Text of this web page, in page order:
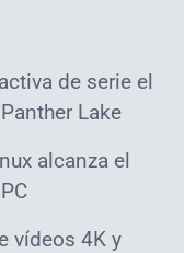
de serie el
Lake
alcanza el
vídeos 4K y